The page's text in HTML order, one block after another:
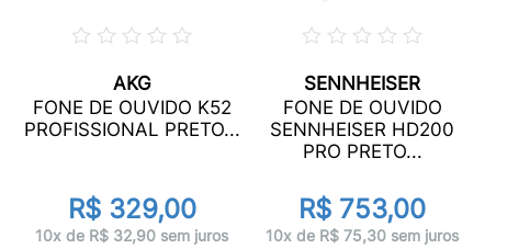
AKG
FONE DE OUVIDO K52
PROFISSIONAL PRETO...
R$ 329,00
10x de R$ 32,90 sem juros
SENNHEISER
FONE DE OUVIDO
SENNHEISER HD200
PRO PRETO...
R$ 753,00
10x de R$ 75,30 sem juros